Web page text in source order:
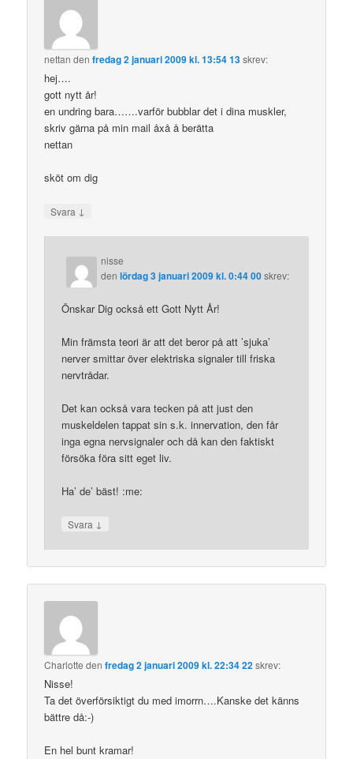
nettan denfredag 2 januari 2009 kl. 13:54 13skrev:
hej….
gott nytt år!
en undring bara…….varför bubblar det i dina muskler,
skriv gärna på min mail åxå å berätta
nettan
sköt om dig
Svara ↓
nisse
denlördag 3 januari 2009 kl. 0:44 00skrev:
Önskar Dig också ett Gott Nytt År!
Min främsta teori är att det beror på att ’sjuka’
nerver smittar över elektriska signaler till friska
nervtrådar.
Det kan också vara tecken på att just den
muskeldelen tappat sin s.k. innervation, den får
inga egna nervsignaler och då kan den faktiskt
försöka föra sitt eget liv.
Ha’ de’ bäst! :me:
Svara ↓
Charlotte denfredag 2 januari 2009 kl. 22:34 22skrev:
Nisse!
Ta det överförsiktigt du med imorrn….Kanske det känns
bättre då:-)
En hel bunt kramar!